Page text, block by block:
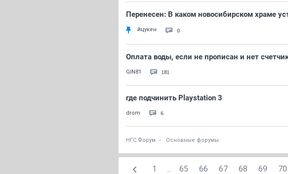
Перенесен: В каком новосибирском храме
йцукен 0
Оплата воды, если не прописан и нет
GIN81 181
где подчинить Playstation 3
drom 6
НГС.Форум Основные форумы
1 ... 65 66 67 68 69 70